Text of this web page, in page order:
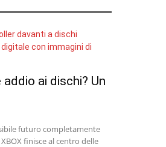
ai dischi? Un
futuro completamente
finisce al centro delle